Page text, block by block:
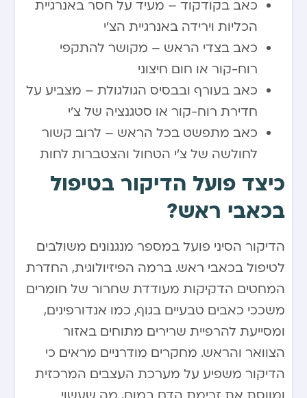
כאב בקודקוד – מעיד על חסר באנרגיית
הכליות וירידה באנרגיית הצ’י
כאב בצדי הראש – מקושר להתקפי
רוח-קור או חום חיצוני
כאב בעורף ובבסיס הגולגולת – מצביע על
חדירת רוח-קור או סטגנציה של צ’י
כאב מתפשט בכל הראש – לרוב קשור
לחולשה של צ’י הטחול והצטברות לחות
כיצד פועל הדיקור בטיפול
בכאבי ראש?
הדיקור הסיני פועל במספר מנגנונים משולבים
לטיפול בכאבי ראש. ברמה הפיזיולוגית, החדרת
המחטים הדקיקות מעודדת שחרור של חומרים
משככי כאבים טבעיים בגוף, כמו אנדורפינים,
ומסייעת להרפיית שרירים מתוחים באזור
הצוואר והראש. מחקרים מודרניים מראים כי
הדיקור משפיע על מערכת העצבים המרכזית